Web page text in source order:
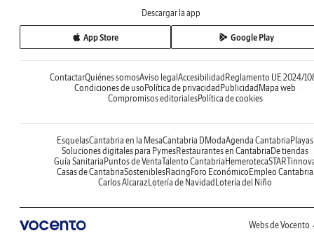
Descargar la app
App Store Google Play
ContactarQuiénes somosAviso legal Accesibilidad Reglamento UE 2024/
Condiciones de uso Política de privacidad Publicidad Mapa web
Compromisos editorialesPolítica de cookies
EsquelasCantabria en la MesaCantabria DModaAgenda Cantabria Playas
Soluciones digitales para PymesRestaurantes en Cantabria De tiendas
Guía Sanitaria Puntos de VentaTalento Cantabria Hemeroteca
Casas de CantabriaSosteniblesRacing Foro Económico Empleo Cantabria
Carlos AlcarazLotería de Navidad Lotería del Niño
Webs de Vocento